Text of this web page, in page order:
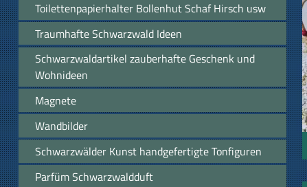
Toilettenpapierhalter Bollenhut Schaf Hirsch usw
Traumhafte Schwarzwald Ideen
Schwarzwaldartikel zauberhafte Geschenk und
Wohnideen
Magnete
Wandbilder
Schwarzwälder Kunst handgefertigte Tonfiguren
Parfüm Schwarzwaldduft